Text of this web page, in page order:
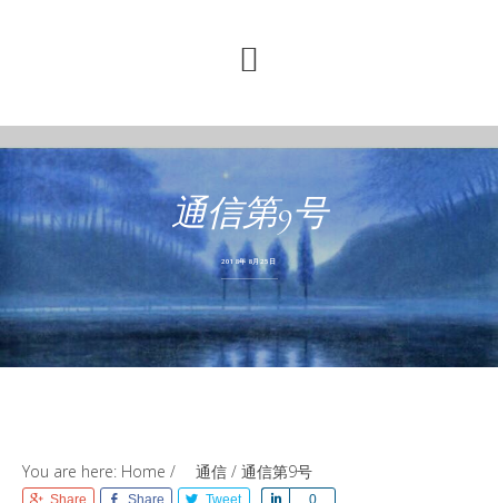
通信第9号
2018年8月25日
You are here: Home / 通信 / 通信第9号
Share Share Tweet 0
Share